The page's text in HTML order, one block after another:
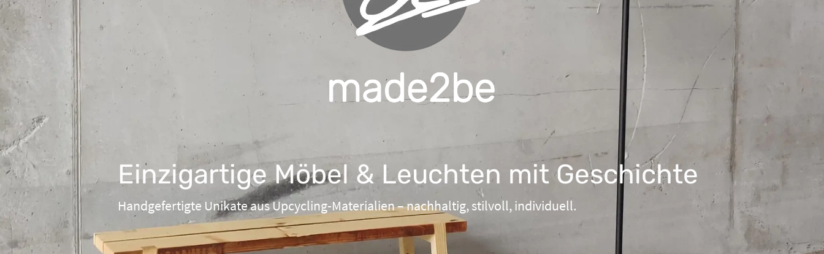
Einzigartige Möbel & Leuchten mit Geschichte
Handgefertigte Unikate aus Upcycling-Materialien – nachhaltig, stilvoll, individuell.